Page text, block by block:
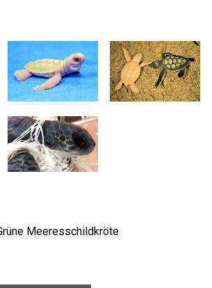
Meeresschildkröte